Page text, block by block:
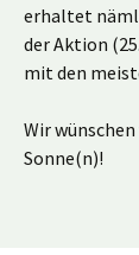
erhaltet
der Aktion
mit den
Wir
Sonne(n)!